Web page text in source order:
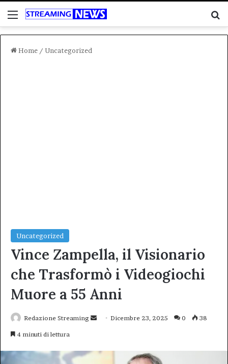
Menu
Home / Uncategorized
Uncategorized
Vince Zampella, il Visionario
che Trasformò i Videogiochi
Muore a 55 Anni
Redazione Streaming
InviaDicembre 23, 2025 0 38
4 minuti di lettura